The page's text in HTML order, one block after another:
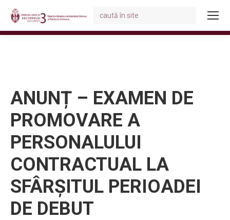
Search:
ANUNȚ – EXAMEN DE
PROMOVARE A
PERSONALULUI
CONTRACTUAL LA
SFÂRȘITUL PERIOADEI
DE DEBUT